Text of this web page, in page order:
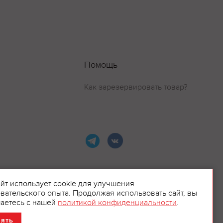
Помощь
Как зарезервировать товар?
использует cookie для улучшения
опыта. Продолжая использовать сайт, вы
с нашей политикой конфиденциальности.